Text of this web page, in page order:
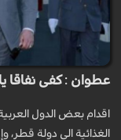
عطوان : كفى نفاقا
اقدام بعض الدول
الغذائية الى دولة قطر،